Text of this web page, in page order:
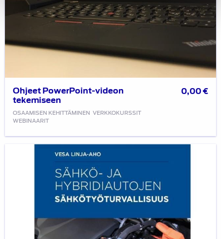
Ohjeet PowerPoint-videon
tekemiseen
OSAAMISEN KEHITTÄMINEN VERKKOKURSSIT
WEBINAARIT
0,00€
hybridiautojen
sähkötyöturvallisuus
julkistuswebinaari
12.5.2021